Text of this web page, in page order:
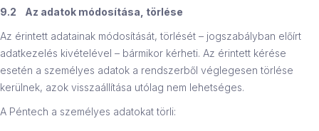
9.2 Az adatok módosítása, törlése
Az érintett adatainak módosítását, törlését – jogszabályban előírt
adatkezelés kivételével – bármikor kérheti. Az érintett kérése
esetén a személyes adatok a rendszerből véglegesen törlése
kerülnek, azok visszaállítása utólag nem lehetséges.
A Péntech a személyes adatokat törli: